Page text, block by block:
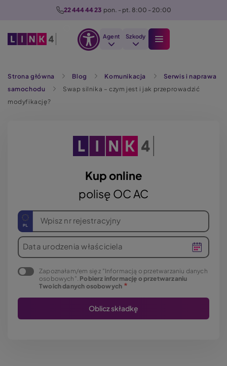
22 444 44 23 pon. - pt. 8:00 - 20:00
Agent Szkody
Strona główna Blog Komunikacja
Serwis i naprawa
samochodu
Swap silnika – czym jest i jak przeprowadzić
modyfikację?
Kup online
polisę OC AC
Wpisz nr rejestracyjny
Data urodzenia właściciela
Zapoznałam/em się z "Informacją o przetwarzaniu danych
osobowych". Pobierz informację o przetwarzaniu
Twoich danych osobowych